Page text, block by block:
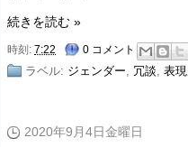
続きを読む »
時刻: 7:22 0 コメント
ラベル: ジェンダー, 冗談, 表
2020年9月4日金曜日